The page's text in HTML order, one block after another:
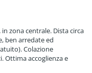
zona centrale. Dista circa
ben arredate ed
Colazione
Ottima accoglienza e